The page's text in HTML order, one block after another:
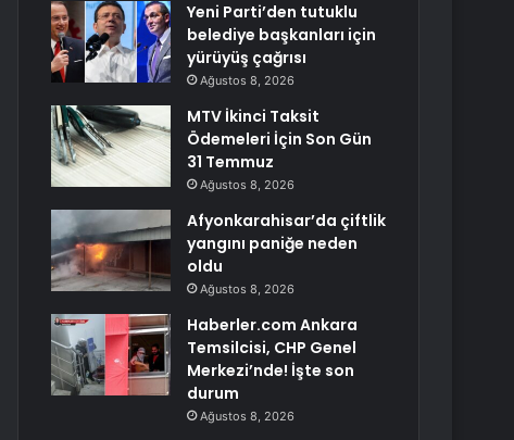
Yeni Parti’den tutuklu
belediye başkanları için
yürüyüş çağrısı
Ağustos 8, 2026
MTV İkinci Taksit
Ödemeleri İçin Son Gün
31 Temmuz
Ağustos 8, 2026
Afyonkarahisar’da çiftlik
yangını paniğe neden
oldu
Ağustos 8, 2026
Haberler.com Ankara
Temsilcisi, CHP Genel
Merkezi’nde! İşte son
durum
Ağustos 8, 2026